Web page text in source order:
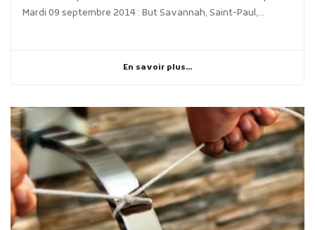
Mardi 09 septembre 2014 : But Savannah, Saint-Paul,...
En savoir plus...